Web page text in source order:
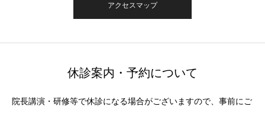
アクセスマップ
休診案内・予約について
院長講演・研修等で休診になる場合がございますので、事前にご